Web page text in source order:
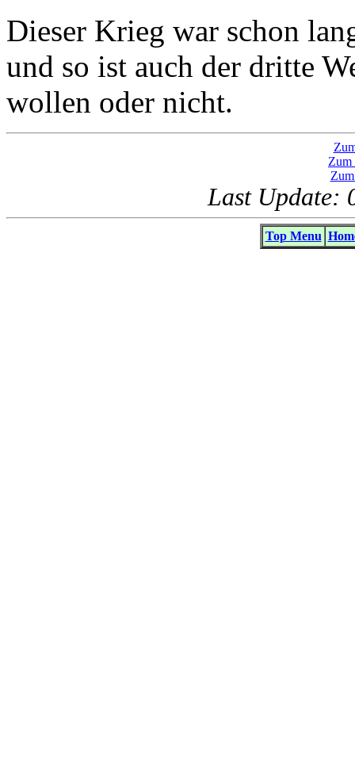
Dieser Krieg war schon
und so ist auch der dritte
wollen oder nicht.
Zum
Last Update:
Top Menu